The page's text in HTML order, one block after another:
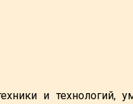
и технологий,